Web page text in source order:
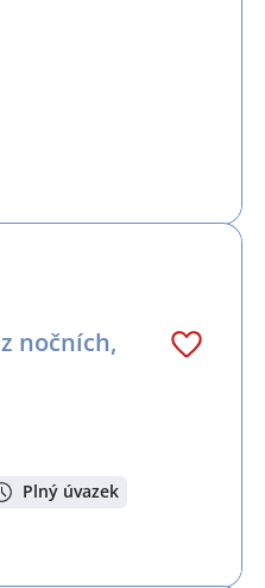
nočních,
Plný úvazek